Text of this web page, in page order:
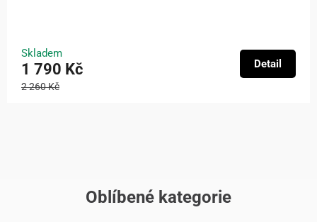
Skladem
1 790 Kč
2 260 Kč
Detail
Oblíbené kategorie